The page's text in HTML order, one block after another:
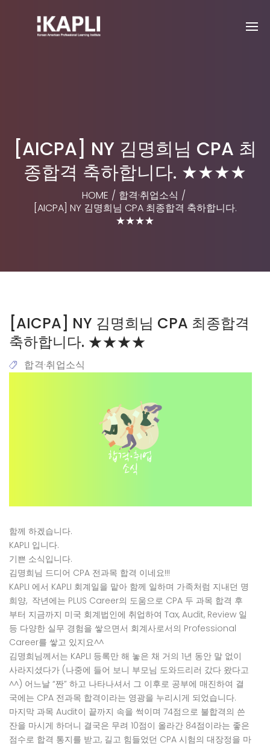
[AICPA] NY 김명희님 CPA 최
종합격 축하합니다. ★★★★
HOME / 합격·취업소식 /
[AICPA] NY 김명희님 CPA 최종합격 축하합니다.
★★★★
[AICPA] NY 김명희님 CPA 최종합격
축하합니다. ★★★★
합격·취업소식
함께 하겠습니다.
KAPLI 입니다.
기쁜 소식입니다.
김명희님 드디어 CPA 전과목 합격 이네요!!!
KAPLI 에서 KAPLI 회계일을 맡아 함께 일하며 가족처럼 지내던 명
희양, 작년에는 PLUS Career의 도움으로 CPA 두 과목 합격 후
부터 지금까지 미국 회계법인에 취업하여 Tax, Audit, Review 일
등 다양한 실무 경험을 쌓으면서 회계사로서의 Professional
Career를 쌓고 있지요^^
김명희님께서는 KAPLI 등록만 해 놓은 채 거의 1년 동안 말 없이
사라지셨다가 (나중에 들어 보니 부모님 도와드리러 갔다 왔다고
^^) 어느날 “짠” 하고 나타나셔서 그 이후로 공부에 매진하여 결
국에는 CPA 전과목 합격이라는 영광을 누리시게 되었습니다.
마지막 과목 Audit이 끝까지 속을 썩이며 74점으로 불합격의 쓴
잔을 마시게 하더니 결국은 무려 10점이 올라간 84점이라는 좋은
점수로 합격 통지를 받고, 길고 힘들었던 CPA 시험의 대장정을 마